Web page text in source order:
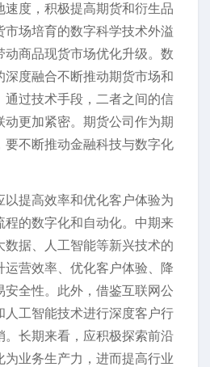
度，积极提高期货和衍生品
市场培育的数字科学技术外溢
商品现货市场优化升级。数
度融合不断推动期货市场和
通过技术手段，二者之间的信
更加紧密。期货公司作为期
要不断推动金融科技与数字化
以提高效率和优化客户体验为
程的数字化和自动化。中期来
据、人工智能等新兴技术的
营效率、优化客户体验、降
全性。此外，借鉴互联网公
人工智能技术进行深度客户行
。长期来看，应积极探索前沿
业务生产力，进而提高行业